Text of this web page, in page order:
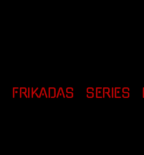
FRIKADAS SERIES